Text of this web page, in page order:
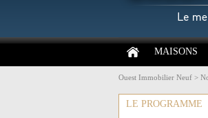
MAISONS
Ouest Immobilier Neuf >
LE PROGRAMME